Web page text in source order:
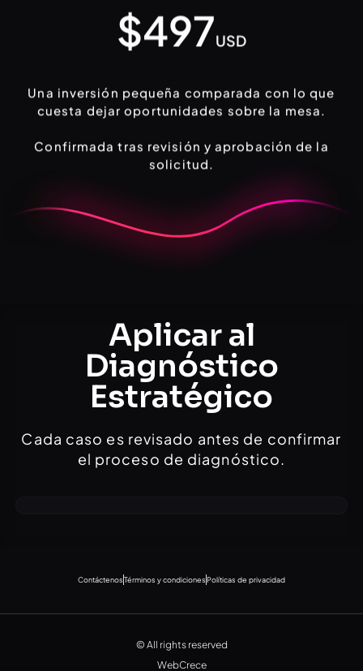
$497USD
Una inversión pequeña comparada con lo que
cuesta dejar oportunidades sobre la mesa.
Confirmada tras revisión y aprobación de la
solicitud.
Aplicar al
Diagnóstico
Estratégico
Cada caso es revisado antes de confirmar
el proceso de diagnóstico.
ContáctenosTérminos y condicionesPolíticas de privacidad
© All rights reserved
WebCrece